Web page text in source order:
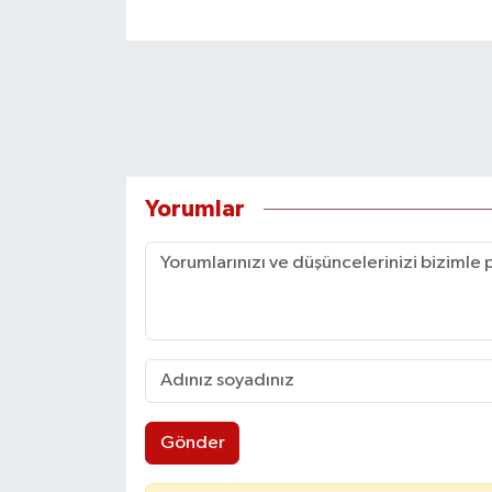
Yorumlar
Gönder